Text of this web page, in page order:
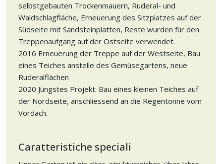
selbstgebauten Trockenmauern, Ruderal- und
Waldschlagfläche, Erneuerung des Sitzplatzes auf der
Südseite mit Sandsteinplatten, Reste wurden für den
Treppenaufgang auf der Ostseite verwendet.
2016 Erneuerung der Treppe auf der Westseite, Bau
eines Teiches anstelle des Gemüsegartens, neue
Ruderalflächen
2020 Jüngstes Projekt: Bau eines kleinen Teiches auf
der Nordseite, anschliessend an die Regentonne vom
Vordach.
Caratteristiche speciali